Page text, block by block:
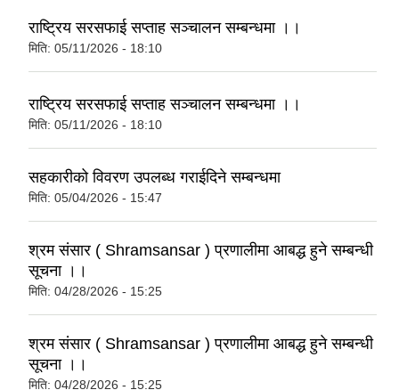
राष्ट्रिय सरसफाई सप्ताह सञ्चालन स‍म्बन्धमा ।।
मिति: 05/11/2026 - 18:10
राष्ट्रिय सरसफाई सप्ताह सञ्चालन स‍म्बन्धमा ।।
मिति: 05/11/2026 - 18:10
सहकारीको विवरण उपलब्ध गराईदिने सम्बन्धमा
मिति: 05/04/2026 - 15:47
श्रम संसार ( Shramsansar ) प्रणालीमा आबद्ध हुने सम्बन्धी
सूचना ।।
मिति: 04/28/2026 - 15:25
श्रम संसार ( Shramsansar ) प्रणालीमा आबद्ध हुने सम्बन्धी
सूचना ।।
मिति: 04/28/2026 - 15:25